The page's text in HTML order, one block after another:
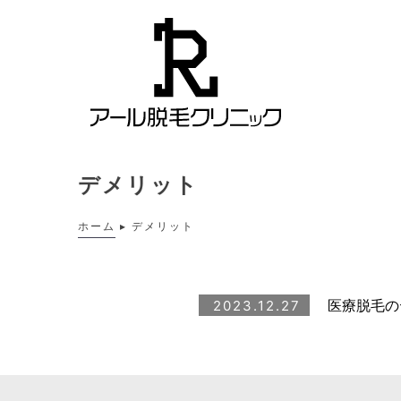
デメリット
ホーム ▸ デメリット
2023.12.27 医療脱毛